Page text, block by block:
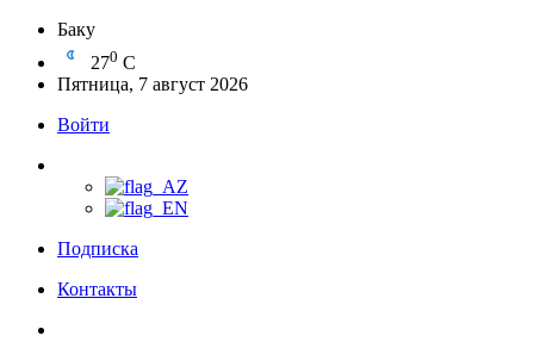
Баку
270 C
Пятница, 7 август 2026
Войти
Подписка
Контакты